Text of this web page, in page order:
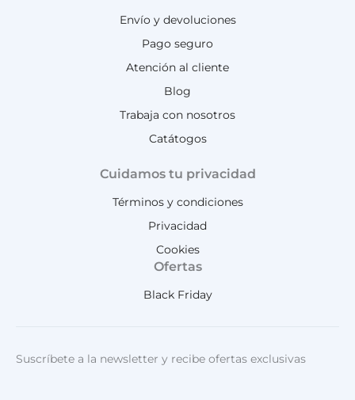
Envío y devoluciones
Pago seguro
Atención al cliente
Blog
Trabaja con nosotros
Catátogos
Cuidamos tu privacidad
Términos y condiciones
Privacidad
Cookies
Ofertas
Black Friday
Suscríbete a la newsletter y recibe ofertas exclusivas